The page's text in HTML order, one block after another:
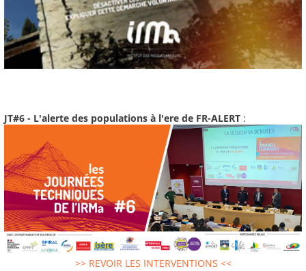
JT#6 - L'alerte des populations à l'ere de FR-ALERT :
>> REVOIR LES INTERVENTIONS <<